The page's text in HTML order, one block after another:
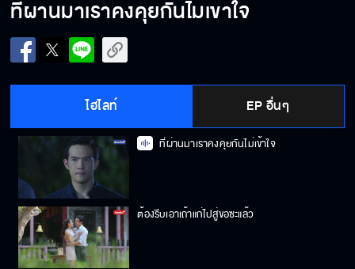
ที่ผ่านมาเราคงคุยกันไม่เข้าใจ
ไฮไลท์ EP อื่นๆ
ที่ผ่านมาเราคงคุยกันไม่เข้าใจ
ต้องรีบเอาเถ้าแก่ไปสู่ขอซะแล้ว